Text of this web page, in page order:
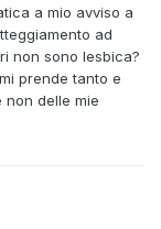
a mio avviso a
ad
non sono lesbica?
prende tanto e
non delle mie